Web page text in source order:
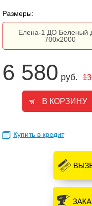
Размеры:
Елена-1 ДО Беленый
700х2000
6 580 руб.
Купить в кредит